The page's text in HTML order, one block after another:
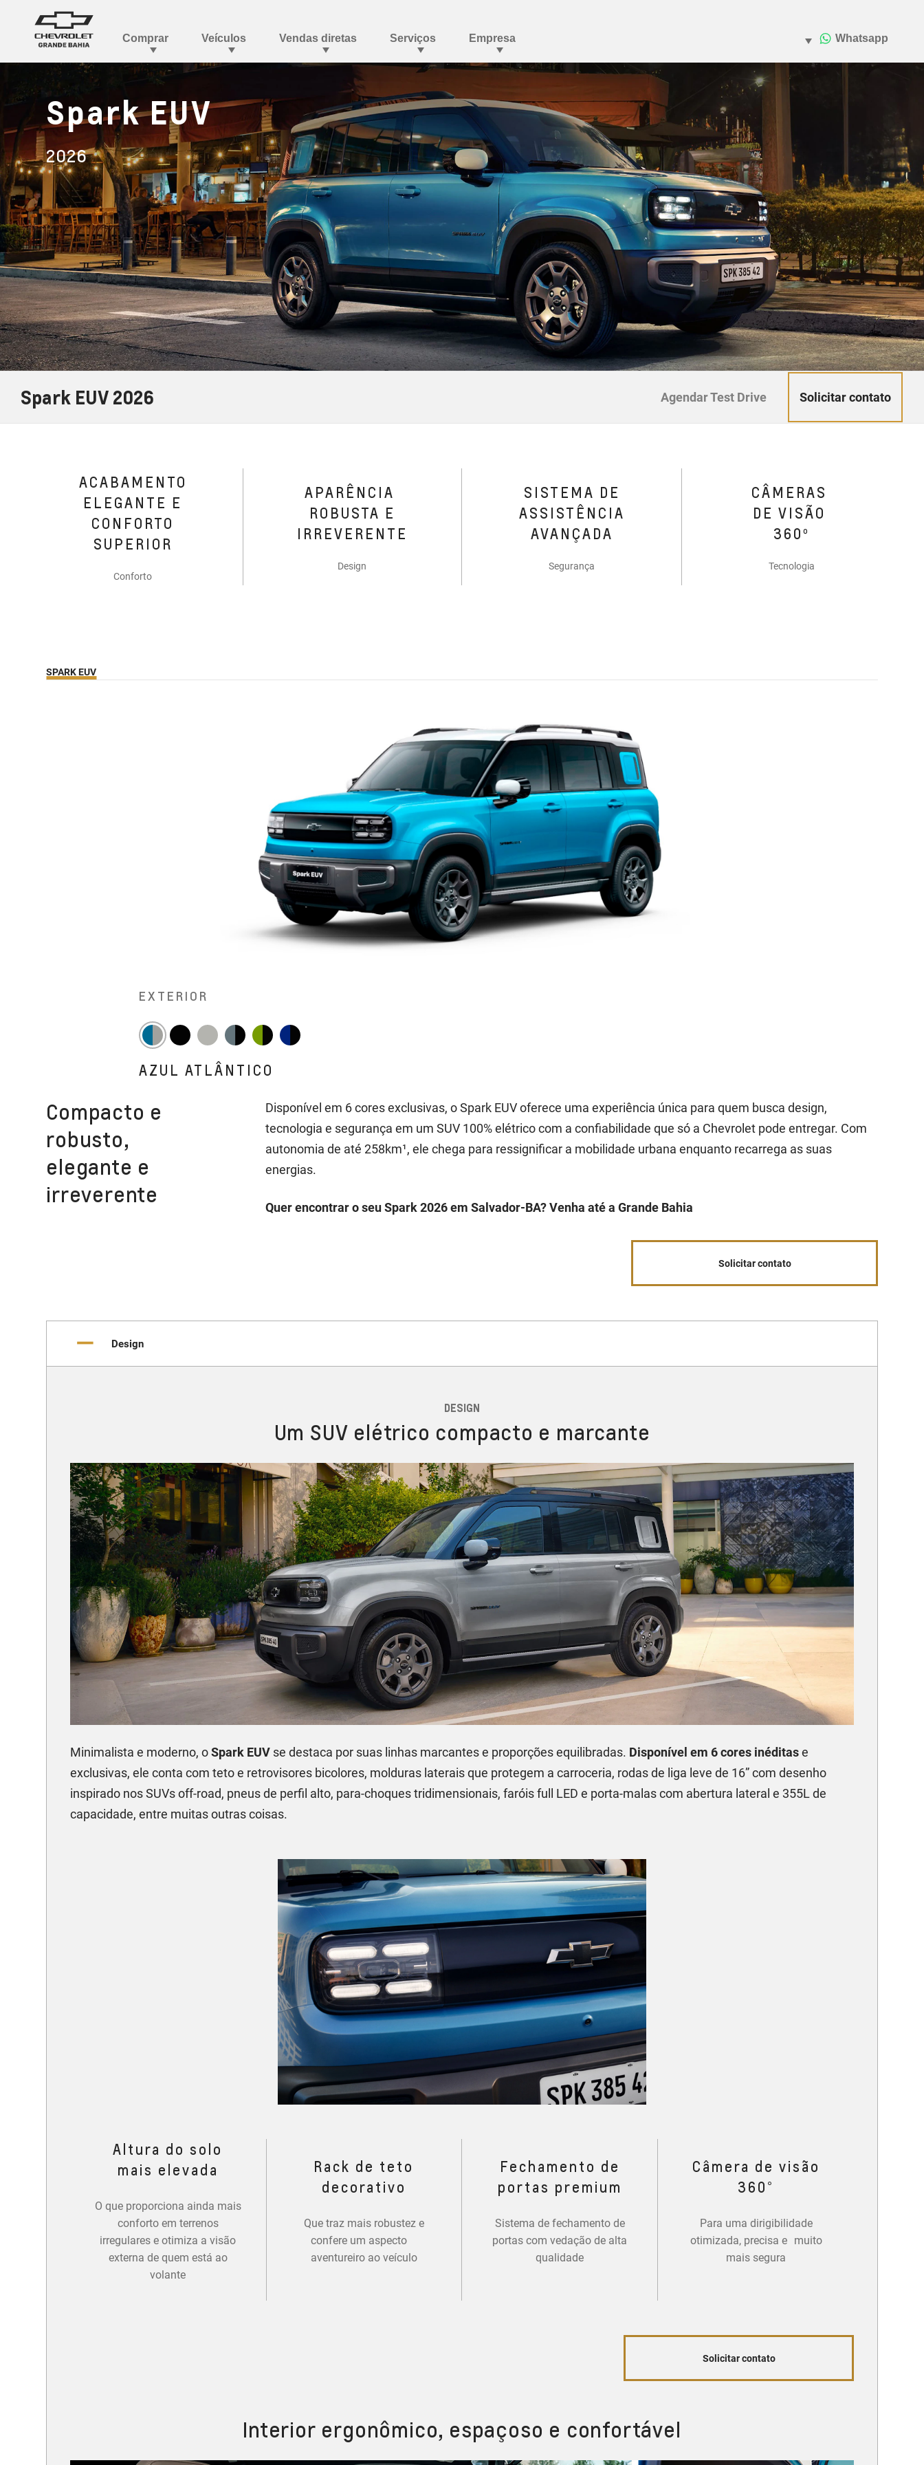
Spark EUV
2026
Spark EUV 2026 Agendar Test Drive Solicitar contato
ACABAMENTO
ELEGANTE E
CONFORTO
SUPERIOR
Conforto
APARÊNCIA
ROBUSTA E
IRREVERENTE
Design
SISTEMA DE
ASSISTÊNCIA
AVANÇADA
Segurança
CÂMERAS
DE VISÃO
360º
Tecnologia
SPARK EUV
EXTERIOR
AZUL ATLÂNTICO
Compacto e
robusto,
elegante e
irreverente
Disponível em 6 cores exclusivas, o Spark EUV oferece uma experiência única para quem busca design,
tecnologia e segurança em um SUV 100% elétrico com a confiabilidade que só a Chevrolet pode entregar. Com
autonomia de até 258km¹, ele chega para ressignificar a mobilidade urbana enquanto recarrega as suas
energias.
Quer encontrar o seu Spark 2026 em Salvador-BA? Venha até a Grande Bahia
Solicitar contato
Design
DESIGN
Um SUV elétrico compacto e marcante
Minimalista e moderno, oSpark EUVse destaca por suas linhas marcantes e proporções equilibradas. Disponível em 6 cores inéditase
exclusivas, ele conta com teto e retrovisores bicolores, molduras laterais que protegem a carroceria, rodas de liga leve de 16” com desenho
inspirado nos SUVs off-road, pneus de perfil alto, para-choques tridimensionais, faróis full LED e porta-malas com abertura lateral e 355L de
capacidade, entre muitas outras coisas.
Altura do solo
mais elevada
O que proporciona ainda mais
conforto em terrenos
irregulares e otimiza a visão
externa de quem está ao
volante
Rack de teto
decorativo
Que traz mais robustez e
confere um aspecto
aventureiro ao veículo
Fechamento de
portas premium
Sistema de fechamento de
portas com vedação de alta
qualidade
Câmera de visão
360°
Para uma dirigibilidade
otimizada, precisa e muito
mais segura
Solicitar contato
Interior ergonômico, espaçoso e confortável